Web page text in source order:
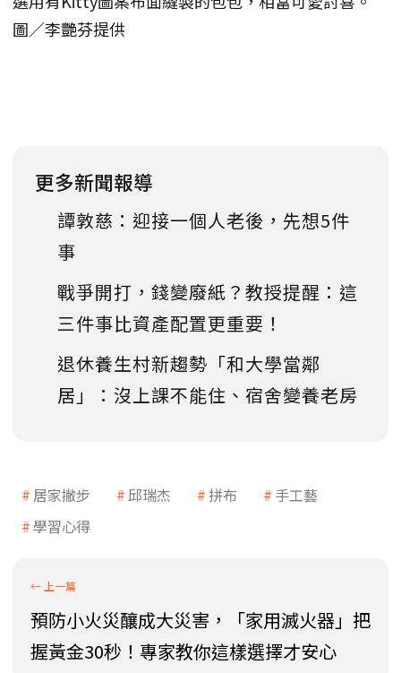
圖／李艷芬提供
更多新聞報導
譚敦慈：迎接一個人老後，先想5件
事
戰爭開打，錢變廢紙？教授提醒：這
三件事比資產配置更重要！
退休養生村新趨勢「和大學當鄰
居」：沒上課不能住、宿舍變養老房
居家撇步 邱瑞杰 拼布
手工藝
學習心得
預防小火災釀成大災害，「家用滅火器」把
握黃金30秒！專家教你這樣選擇才安心